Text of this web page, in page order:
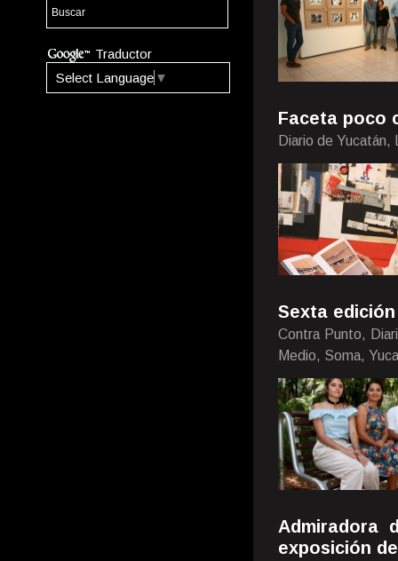
Traductor
Select Language ▼
Faceta poco
Diario de Yucatán,
Sexta edición
Contra Punto,
Medio, Soma,
Admiradora
exposición